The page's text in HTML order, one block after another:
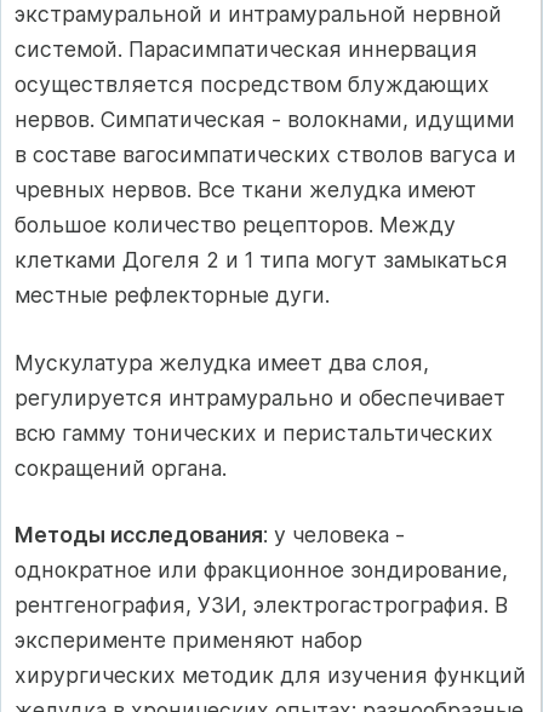
экстрамуральной и интрамуральной нервной
системой. Парасимпатическая иннервация
осуществляется посредством блуждающих
нервов. Симпатическая - волокнами, идущими
в составе вагосимпатических стволов вагуса и
чревных нервов. Все ткани желудка имеют
большое количество рецепторов. Между
клетками Догеля 2 и 1 типа могут замыкаться
местные рефлекторные дуги.
Мускулатура желудка имеет два слоя,
регулируется интрамурально и обеспечивает
всю гамму тонических и перистальтических
сокращений органа.
Методы исследования: у человека -
однократное или фракционное зондирование,
рентгенография, УЗИ, электрогастрография. В
эксперименте применяют набор
хирургических методик для изучения функций